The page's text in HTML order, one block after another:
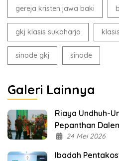
gereja kristen jawa baki
gkj klasis sukoharjo
sinode gkj sinode
Galeri Lainnya
Riaya Undhuh-
Pepanthan
24 Mei 2026
Ibadah